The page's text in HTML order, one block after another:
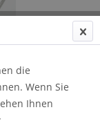
die
Wenn Sie
Ihnen